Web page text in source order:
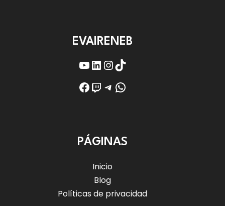
EVAIRENEB
YouTube
LinkedIn
Instagram
TikTok
Facebook
Twitch
Telegram
WhatsApp
PÁGINAS
Inicio
Blog
Políticas de privacidad